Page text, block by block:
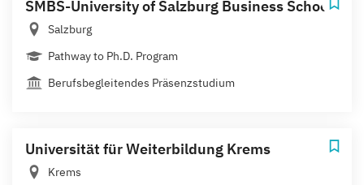
SMBS-University of Salzburg Business School
Salzburg
Pathway to Ph.D. Program
Berufsbegleitendes Präsenzstudium
Universität für Weiterbildung Krems
Krems